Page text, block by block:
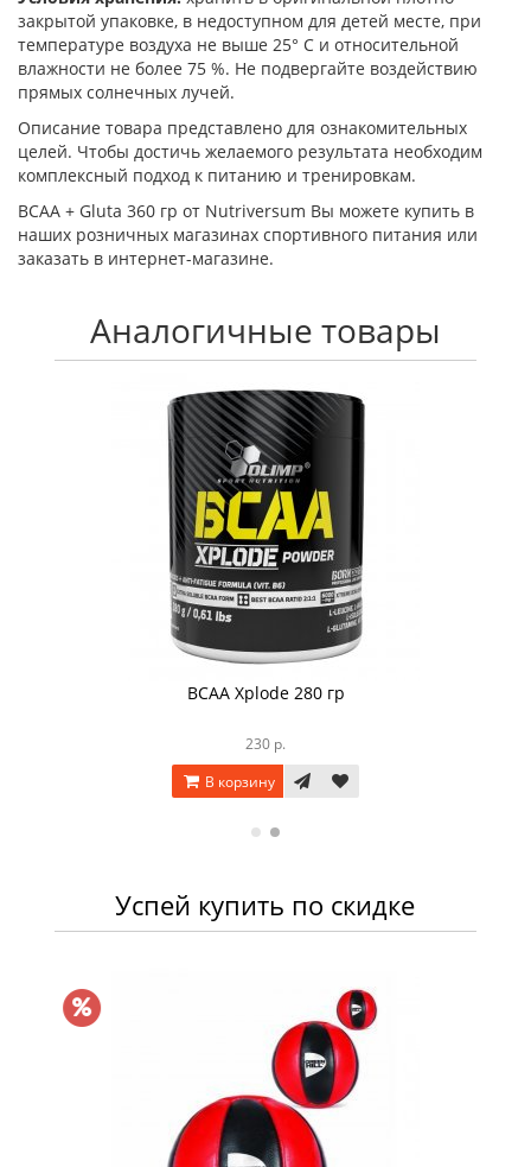
закрытой упаковке, в недоступном для детей месте, при
температуре воздуха не выше 25° С и относительной
влажности не более 75 %. Не подвергайте воздействию
прямых солнечных лучей.
Описание товара представлено для ознакомительных
целей. Чтобы достичь желаемого результата необходим
комплексный подход к питанию и тренировкам.
BCAA + Gluta 360 гр от Nutriversum Вы можете купить в
наших розничных магазинах спортивного питания или
заказать в интернет-магазине.
Аналогичные товары
BCAA Xplode 280 гр
В корзину
Успей купить по скидке